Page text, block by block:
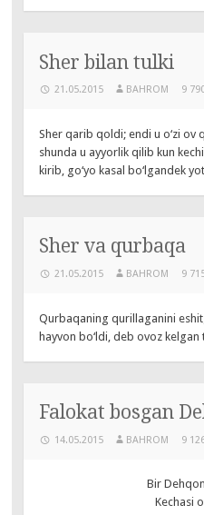
Sher bilan tulki
21.05.2015 BAHROM 9
Sher qarib qoldi; endi u o‘zi ov
shunda u ayyorlik qilib kun
kirib, go‘yo kasal bo‘lgandek
Sher va qurbaqa
21.05.2015 BAHROM 9
Qurbaqaning qurillaganini
hayvon bo‘ldi, deb ovoz
Falokat bosgan
14.05.2015 BAHROM 9
Bir
Kechasi